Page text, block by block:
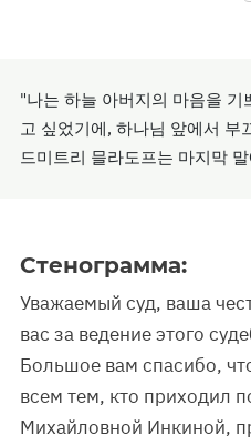
"나는 하늘 아버지의 마음을
고 싶었기에, 하나님 앞에서 부
드미트리 믈라도프는 마지막
Стенограмма:
Уважаемый суд, ваша
вас за ведение этого
Большое вам спасибо,
всем тем, кто приходил
Михайловной Инкиной,